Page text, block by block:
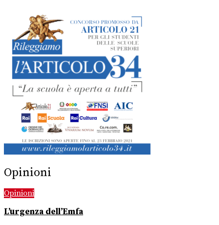
Opinioni
Opinioni
L’urgenza dell’Emfa